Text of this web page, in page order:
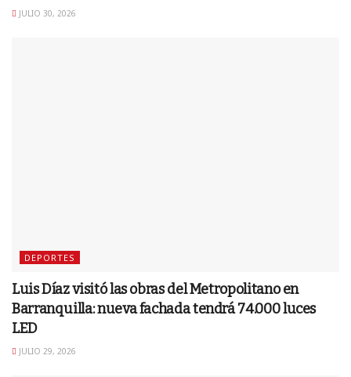
JULIO 30, 2026
DEPORTES
Luis Díaz visitó las obras del Metropolitano en
Barranquilla: nueva fachada tendrá 74.000 luces
LED
JULIO 29, 2026